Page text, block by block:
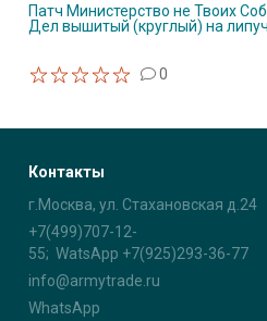
Патч Министерство не Твоих
Дел вышитый (круглый) на
0
Контакты
г.Москва, ул. Стахановская д.24
+7(499)707-12-
55; WatsApp +7(925)293-36-77
info@armytrade.ru
WhatsApp